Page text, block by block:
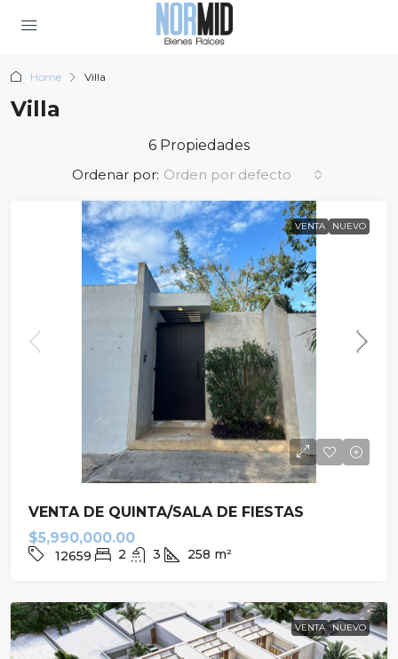
Home Villa
Villa
6 Propiedades
Ordenar por: Orden por defecto
VENTA NUEVO
VENTA DE QUINTA/SALA DE FIESTAS
$5,990,000.00
12659 2 3 258 m²
VENTA NUEVO